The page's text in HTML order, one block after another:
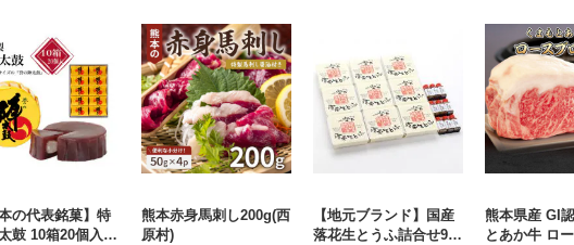
本の代表銘菓】特
鼓 10箱20個入り
熊本赤身馬刺し200g(西
原村)
【地元ブランド】国産
落花生とうふ詰合せ9個
熊本県産 GI
とあか牛 ロ